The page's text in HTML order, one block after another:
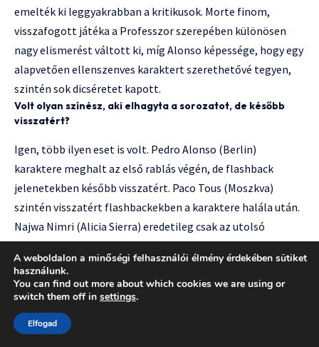
emelték ki leggyakrabban a kritikusok. Morte finom,
visszafogott játéka a Professzor szerepében különösen
nagy elismerést váltott ki, míg Alonso képessége, hogy egy
alapvetően ellenszenves karaktert szerethetővé tegyen,
szintén sok dicséretet kapott.
Volt olyan színész, aki elhagyta a sorozatot, de később
visszatért?
Igen, több ilyen eset is volt. Pedro Alonso (Berlin)
karaktere meghalt az első rablás végén, de flashback
jelenetekben később visszatért. Paco Tous (Moszkva)
szintén visszatért flashbackekben a karaktere halála után.
Najwa Nimri (Alicia Sierra) eredetileg csak az utolsó
évadokra csatlakozott, de meghatározó szereplővé vált.
Hogyan befolyásolta a sorozat a színészek karrierjét?
A sorozat jelentős nemzetközi ismertséget hozott a
legtöbb színésznek. Úrsula Corberó (Tokió) hollywoodi
filmekben kapott szerepeket, Álvaro Morte (a Professzor)
A weboldalon a minőségi felhasználói élmény érdekében sütiket
használunk.
You can find out more about which cookies we are using or
switch them off in settings.
Elfogad